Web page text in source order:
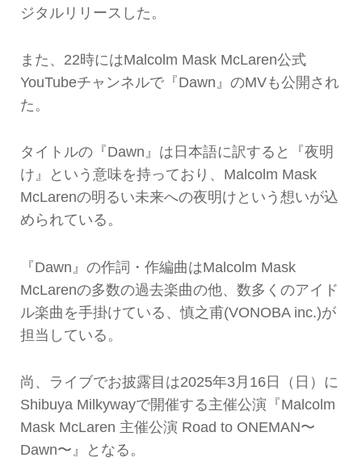
ジタルリリースした。
また、22時にはMalcolm Mask McLaren公式
YouTubeチャンネルで『Dawn』のMVも公開され
た。
タイトルの『Dawn』は日本語に訳すると『夜明
け』という意味を持っており、Malcolm Mask
McLarenの明るい未来への夜明けという想いが込
められている。
『Dawn』の作詞・作編曲はMalcolm Mask
McLarenの多数の過去楽曲の他、数多くのアイド
ル楽曲を手掛けている、慎之甫(VONOBA inc.)が
担当している。
尚、ライブでお披露目は2025年3月16日（日）に
Shibuya Milkywayで開催する主催公演『Malcolm
Mask McLaren 主催公演 Road to ONEMAN〜
Dawn〜』となる。